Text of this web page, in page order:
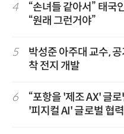
4
“손녀들 같아서” 태국
“원래 그런거야”
5
박성준 아주대 교수,
착 전지 개발
6
“포항을 '제조 AX' 글
'피지컬 AI' 글로벌 협